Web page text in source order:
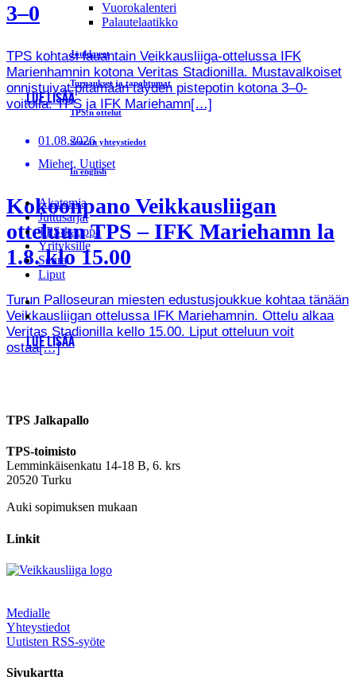
Vuorokalenteri
Palautelaatikko
Joukkueet
Turnaukset ja tapahtumat
TPS:n ottelut
Seuran yhteystiedot
In english
Akatemia
Juttusarjat
TPS-kauppa
Yrityksille
Seura
Liput
3–0
TPS kohtasi lauantain Veikkausliiga-ottelussa IFK
Marienhamnin kotona Veritas Stadionilla. Mustavalkoiset
onnistuivat pitämään täyden pistepotin kotona 3–0-
voitolla. TPS ja IFK Mariehamn[…]
LUE LISÄÄ
01.08.2026
Miehet, Uutiset
Kokoonpano Veikkausliigan
otteluun TPS – IFK Mariehamn la
1.8. klo 15.00
Turun Palloseuran miesten edustusjoukkue kohtaa tänään
Veikkausliigan ottelussa IFK Mariehamnin. Ottelu alkaa
Veritas Stadionilla kello 15.00. Liput otteluun voit
ostaa[…]
LUE LISÄÄ
TPS Jalkapallo
TPS-toimisto
Lemminkäisenkatu 14-18 B, 6. krs
20520 Turku
Auki sopimuksen mukaan
Linkit
Medialle
Yhteystiedot
Uutisten RSS-syöte
Sivukartta